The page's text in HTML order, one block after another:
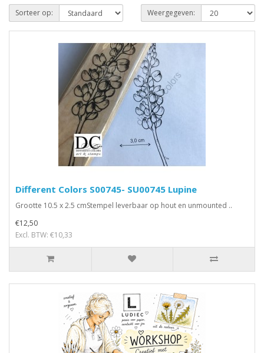
Sorteer op: Weergegeven:
Different Colors S00745- SU00745 Lupine
Grootte 10.5 x 2.5 cmStempel leverbaar op hout en unmounted ..
€12,50
Excl. BTW: €10,33